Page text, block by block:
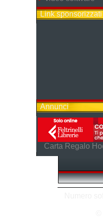
Link sponsorizzati
Annunci
Carta Regalo